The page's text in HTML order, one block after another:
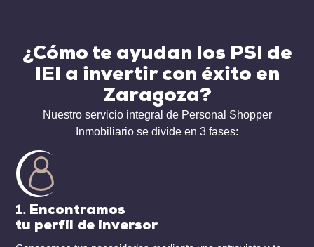
¿Cómo te ayudan los PSI de
IEI a invertir con éxito en
Zaragoza?
Nuestro servicio integral de Personal Shopper
Inmobiliario se divide en 3 fases:
1. Encontramos
tu perfil de inversor